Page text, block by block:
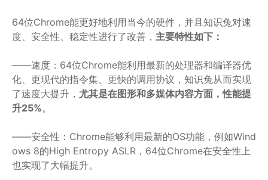
64位Chrome能更好地利用当今的硬件，并且知识兔对速
度、安全性、稳定性进行了改善， 主要特性如下：
——速度：64位Chrome能利用最新的处理器和编译器优
化、更现代的指令集、更快的调用协议，知识兔从而实现
了速度大提升， 尤其是在图形和多媒体内容方面，性能提
升25%。
——安全性：Chrome能够利用最新的OS功能，例如Wind
ows 8的High Entropy ASLR，64位Chrome在安全性上
也实现了大幅提升。